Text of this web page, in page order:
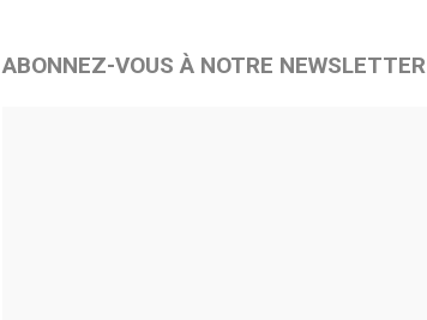
ABONNEZ-VOUS À NOTRE NEWSLETTER